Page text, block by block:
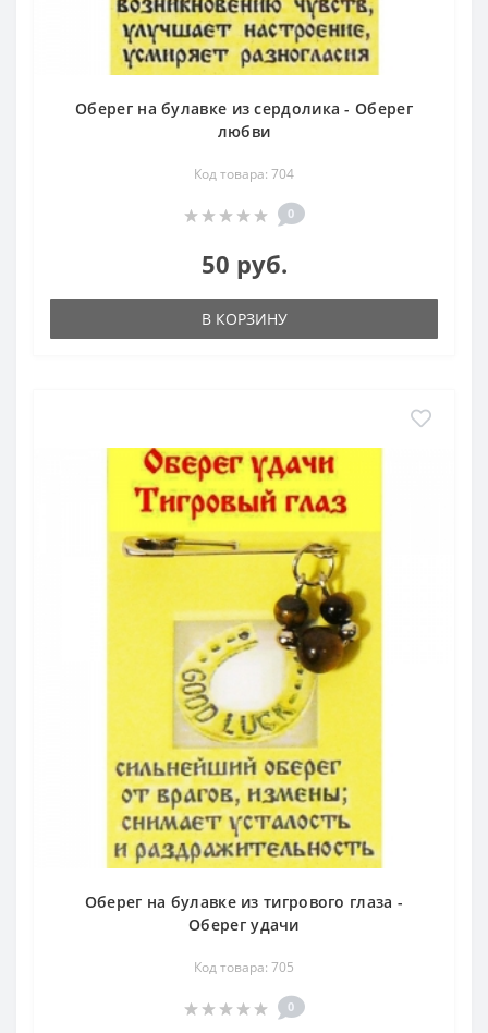
Оберег на булавке из сердолика - Оберег
любви
Код товара: 704
0
50 руб.
В КОРЗИНУ
Оберег на булавке из тигрового глаза -
Оберег удачи
Код товара: 705
0